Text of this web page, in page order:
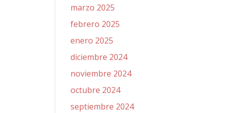
marzo 2025
febrero 2025
enero 2025
diciembre 2024
noviembre 2024
octubre 2024
septiembre 2024